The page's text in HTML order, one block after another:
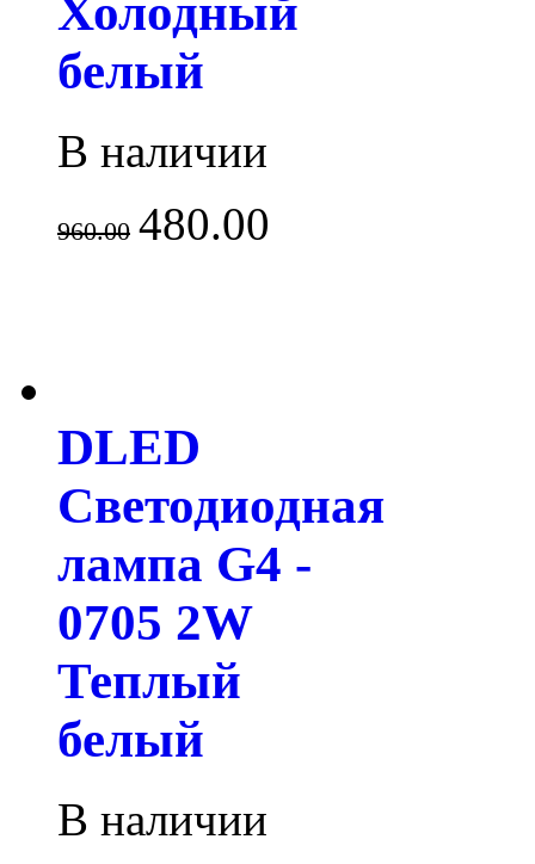
Холодный
белый
В наличии
960.00 480.00
DLED
Светодиодная
лампа G4 -
0705 2W
Теплый
белый
В наличии